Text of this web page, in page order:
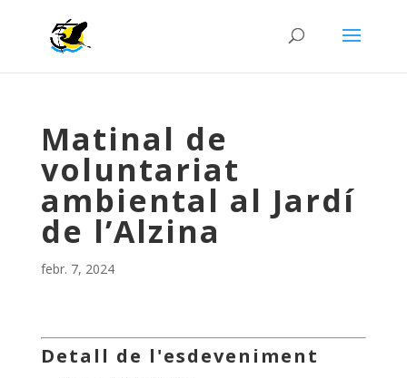
Matinal de
voluntariat
ambiental al Jardí
de l’Alzina
febr. 7, 2024
Detall de l'esdeveniment